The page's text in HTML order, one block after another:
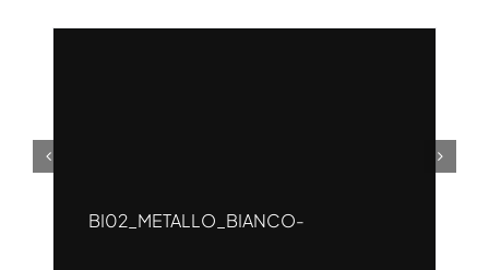
BI02_METALLO_BIANCO-